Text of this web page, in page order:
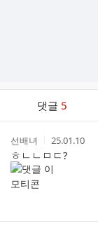
댓글 5
작
성
자
선배녀
작
성
시
간
25.01.10
ㅎㄴㄴㅁㄷ?